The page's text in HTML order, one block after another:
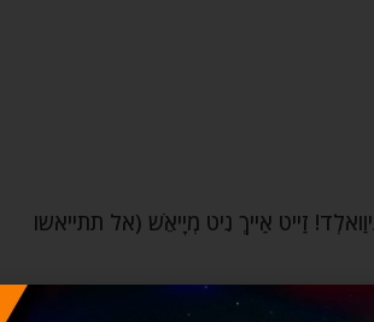
זַייט אַייךְ נִיט מְיָיאֵשׁ (אל תתייאשו